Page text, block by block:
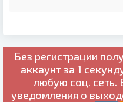
Без регистрации
аккаунт за 1
любую соц. сеть.
уведомления о